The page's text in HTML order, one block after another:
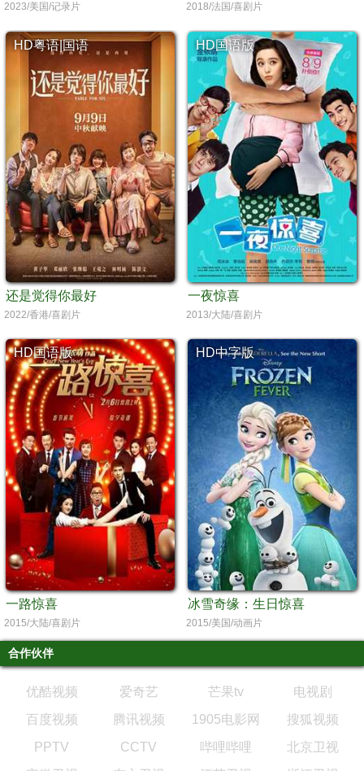
2023/美国/记录片 2018/法国/喜剧片
HD粤语|国语
还是觉得你最好
2022/香港/喜剧片
HD国语版
一夜惊喜
2013/大陆/喜剧片
HD国语版
一路惊喜
2015/大陆/喜剧片
HD中字版
冰雪奇缘：生日惊喜
2015/美国/动画片
合作伙伴
优酷视频 爱奇艺 芒果tv
电视剧
百度视频
腾讯视频 1905电影网
搜狐视频
PPTV
CCTV 哔哩哔哩
北京卫视